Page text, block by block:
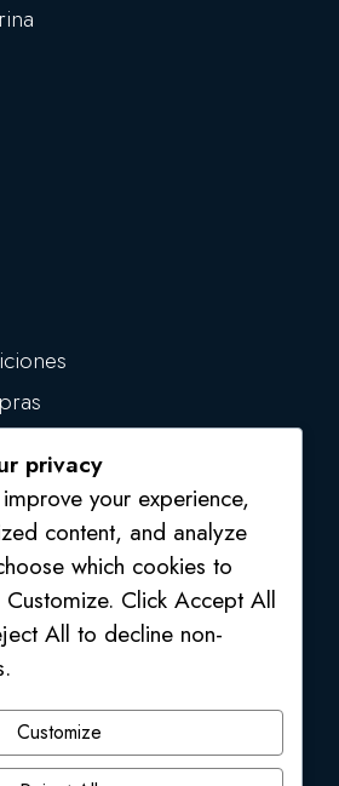
/1 (809) 554 2748
Pepén, Higüey, La Altagracia,
privacy
your experience,
content, and analyze
which cookies to
Click Accept All
All to decline non-
Customize